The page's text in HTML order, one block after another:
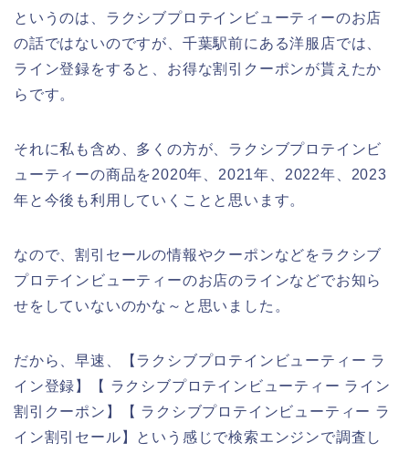
というのは、ラクシブプロテインビューティーのお店
の話ではないのですが、千葉駅前にある洋服店では、
ライン登録をすると、お得な割引クーポンが貰えたか
らです。
それに私も含め、多くの方が、ラクシブプロテインビ
ューティーの商品を2020年、2021年、2022年、2023
年と今後も利用していくことと思います。
なので、割引セールの情報やクーポンなどをラクシブ
プロテインビューティーのお店のラインなどでお知ら
せをしていないのかな～と思いました。
だから、早速、【ラクシブプロテインビューティー ラ
イン登録】【 ラクシブプロテインビューティー ライン
割引クーポン】【 ラクシブプロテインビューティー ラ
イン割引セール】という感じで検索エンジンで調査し